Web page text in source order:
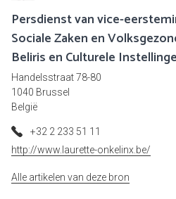
Persdienst van vice-
Sociale Zaken en
Beliris en Culturele
Handelsstraat 78-80
1040 Brussel
België
+32 2 233 51 11
http://www.laurette-onkelinx.be/
Alle artikelen van deze bron